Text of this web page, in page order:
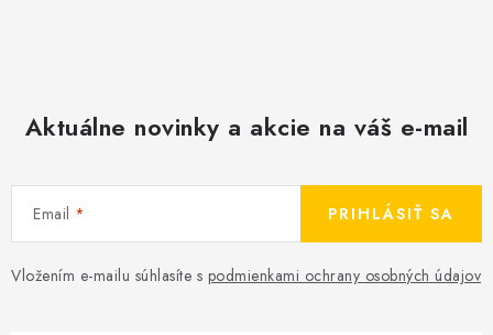
Aktuálne novinky a akcie na váš e-mail
Email
Vložením e-mailu súhlasíte s podmienkami ochrany osobných údajov
PRIHLÁSIŤ SA